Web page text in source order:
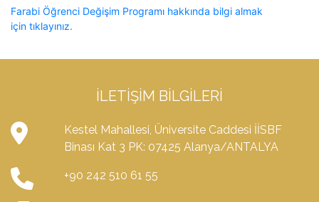
Farabi Öğrenci Değişim Programı hakkında bilgi almak
için tıklayınız.
İLETIŞIM BILGILERI
Kestel Mahallesi, Üniversite Caddesi İİSBF
Binası Kat 3 PK: 07425 Alanya/ANTALYA
+90 242 510 61 55